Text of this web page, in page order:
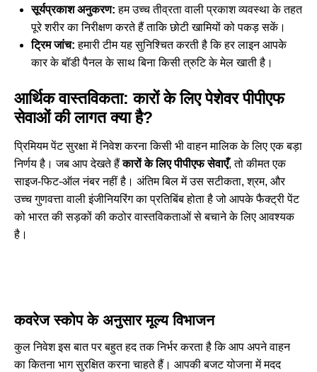
सूर्यप्रकाश अनुकरण: हम उच्च तीव्रता वाली प्रकाश व्यवस्था के तहत
पूरे शरीर का निरीक्षण करते हैं ताकि छोटी खामियों को पकड़ सकें।
ट्रिम जांच: हमारी टीम यह सुनिश्चित करती है कि हर लाइन आपके
कार के बॉडी पैनल के साथ बिना किसी त्रुटि के मेल खाती है।
आर्थिक वास्तविकता: कारों के लिए पेशेवर पीपीएफ
सेवाओं की लागत क्या है?
प्रिमियम पेंट सुरक्षा में निवेश करना किसी भी वाहन मालिक के लिए एक बड़ा
निर्णय है। जब आप देखते हैंकारों के लिए पीपीएफ सेवाएँ, तो कीमत एक
साइज-फिट-ऑल नंबर नहीं है। अंतिम बिल में उस सटीकता, श्रम, और
उच्च गुणवत्ता वाली इंजीनियरिंग का प्रतिबिंब होता है जो आपके फैक्ट्री पेंट
को भारत की सड़कों की कठोर वास्तविकताओं से बचाने के लिए आवश्यक
है।
कवरेज स्कोप के अनुसार मूल्य विभाजन
कुल निवेश इस बात पर बहुत हद तक निर्भर करता है कि आप अपने वाहन
का कितना भाग सुरक्षित करना चाहते हैं। आपकी बजट योजना में मदद